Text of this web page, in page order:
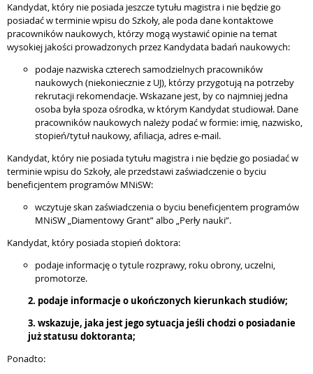
Kandydat, który nie posiada jeszcze tytułu magistra i nie będzie go
posiadać w terminie wpisu do Szkoły, ale poda dane kontaktowe
pracowników naukowych, którzy mogą wystawić opinie na temat
wysokiej jakości prowadzonych przez Kandydata badań naukowych:
podaje nazwiska czterech samodzielnych pracowników
naukowych (niekoniecznie z UJ), którzy przygotują na potrzeby
rekrutacji rekomendacje. Wskazane jest, by co najmniej jedna
osoba była spoza ośrodka, w którym Kandydat studiował. Dane
pracowników naukowych należy podać w formie: imię, nazwisko,
stopień/tytuł naukowy, afiliacja, adres e-mail.
Kandydat, który nie posiada tytułu magistra i nie będzie go posiadać w
terminie wpisu do Szkoły, ale przedstawi zaświadczenie o byciu
beneficjentem programów MNiSW:
wczytuje skan zaświadczenia o byciu beneficjentem programów
MNiSW „Diamentowy Grant” albo „Perły nauki”.
Kandydat, który posiada stopień doktora:
podaje informację o tytule rozprawy, roku obrony, uczelni,
promotorze.
2. podaje informacje o ukończonych kierunkach studiów;
3. wskazuje, jaka jest jego sytuacja jeśli chodzi o posiadanie
już statusu doktoranta;
Ponadto: